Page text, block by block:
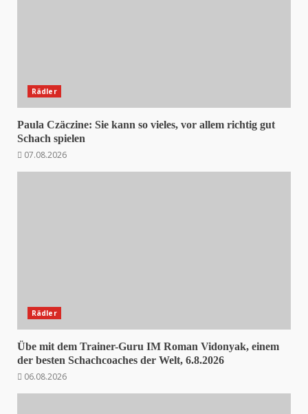
Rädler
Paula Czäczine: Sie kann so vieles, vor allem richtig gut
Schach spielen
07.08.2026
Rädler
Übe mit dem Trainer-Guru IM Roman Vidonyak, einem
der besten Schachcoaches der Welt, 6.8.2026
06.08.2026